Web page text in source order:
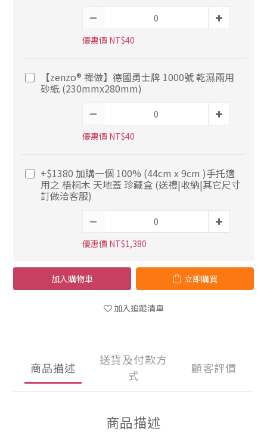
優惠價 NT$40
【zenzo® 禪做】德國勇士牌 1000號 乾濕兩用
砂紙 (230mmx280mm)
優惠價 NT$40
+$1380 加購一個 100% (44cm x 9cm )手托適
用之 梧桐木 天地蓋 珍藏盒 (送禮|收納|其它尺寸
訂做洽客服)
優惠價 NT$1,380
加入購物車 立即購買
加入追蹤清單
商品描述
送貨及付款方
式
顧客評價
商品描述